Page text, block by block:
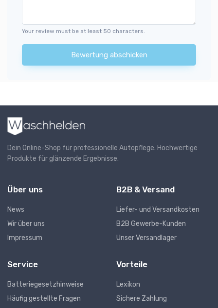
Your review must be at least 50 characters.
Bewertung abschicken
Dein Online-Shop für professionelle Autopflege. Hochwertige
Produkte für glänzende Ergebnisse.
Über uns
News
Wir über uns
Impressum
B2B & Versand
Liefer- und Versandkosten
B2B Gewerbe-Kunden
Unser Versandlager
Service
Batteriegesetzhinweise
Häufig gestellte Fragen
Vorteile
Lexikon
Sichere Zahlung